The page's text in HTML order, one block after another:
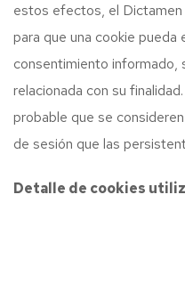
estos efectos, el
para que una cookie
consentimiento informado,
relacionada con su
probable que se
de sesión que las
Detalle de cookies